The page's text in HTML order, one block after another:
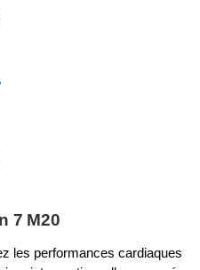
7 M20
les performances cardiaques